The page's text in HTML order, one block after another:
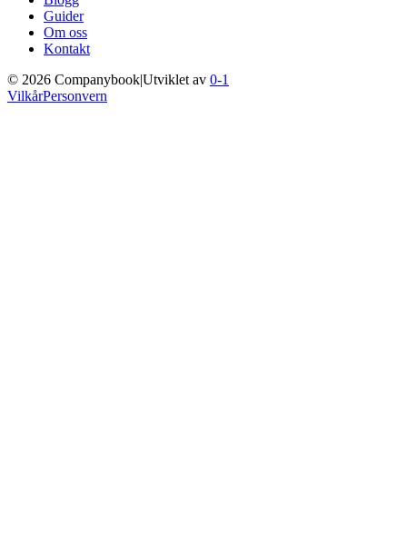
Guider
Om oss
Kontakt
© 2026 Companybook|Utviklet av 0-1
VilkårPersonvern